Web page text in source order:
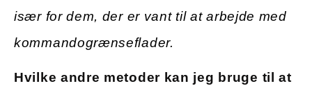
især for dem, der er vant til at arbejde med
kommandogrænseflader.
Hvilke andre metoder kan jeg bruge til at